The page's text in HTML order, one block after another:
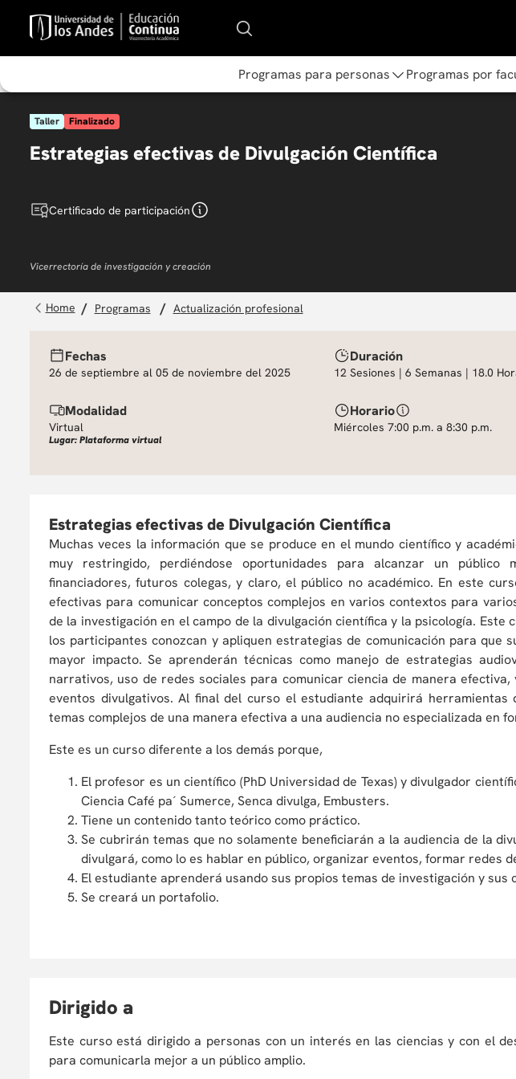
Programas para personas Programas por
Taller Finalizado
Estrategias efectivas de Divulgación Científica
Certificado de participación
Vicerrectoría de investigación y creación
programas actualización profesional
Fechas
26 de septiembre al 05 de noviembre del 2025
Duración
12 Sesiones | 6 Semanas | 18.0
Modalidad
Virtual
Lugar: Plataforma virtual
Horario
Miércoles 7:00 p.m. a 8:30 p.m.
Estrategias efectivas de Divulgación Científica
Muchas veces la información que se produce en el mundo científico y
muy restringido, perdiéndose oportunidades para alcanzar un público
financiadores, futuros colegas, y claro, el público no académico. En este
efectivas para comunicar conceptos complejos en varios contextos para
de la investigación en el campo de la divulgación científica y la psicología. Este
los participantes conozcan y apliquen estrategias de comunicación para que
mayor impacto. Se aprenderán técnicas como manejo de estrategias
narrativos, uso de redes sociales para comunicar ciencia de manera
eventos divulgativos. Al final del curso el estudiante adquirirá herramientas
temas complejos de una manera efectiva a una audiencia no especializada en
Este es un curso diferente a los demás porque,
El profesor es un científico (PhD Universidad de Texas) y divulgador
Ciencia Café pa´ Sumerce, Senca divulga, Embusters.
Tiene un contenido tanto teórico como práctico.
Se cubrirán temas que no solamente beneficiarán a la audiencia de la
divulgará, como lo es hablar en público, organizar eventos, formar redes
El estudiante aprenderá usando sus propios temas de investigación y sus
Se creará un portafolio.
Dirigido a
Este curso está dirigido a personas con un interés en las ciencias y con el
para comunicarla mejor a un público amplio.